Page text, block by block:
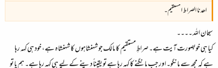
اھدنا الصراط المستقیم۔
سبحان اللہ ۔۔۔۔
کیا ہی خوبصورت آیت ہے۔ صراطِ مستقیم کا مالک جو شہنشاہوں کا شہنشاہ ہے، خود ہی کہہ رہا
ہے کہ مجھ سے مانگو۔ اور جب مانگنے کا کہہ رہا ہے تو یقیناً دینے کے لیے ہی کہہ رہا ہے۔ ہم یا تو